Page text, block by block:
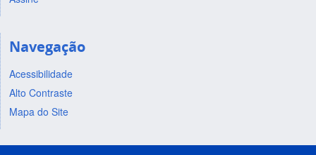
Navegação
Acessibilidade
Alto Contraste
Mapa do Site